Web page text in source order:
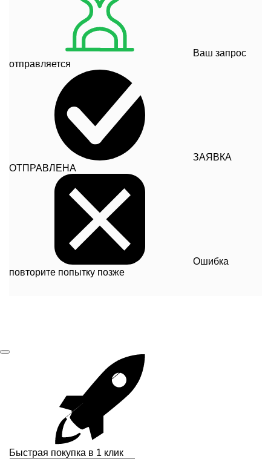
Ваш запрос
отправляется
ЗАЯВКА
ОТПРАВЛЕНА
Ошибка
повторите попытку позже
Быстрая покупка в 1 клик